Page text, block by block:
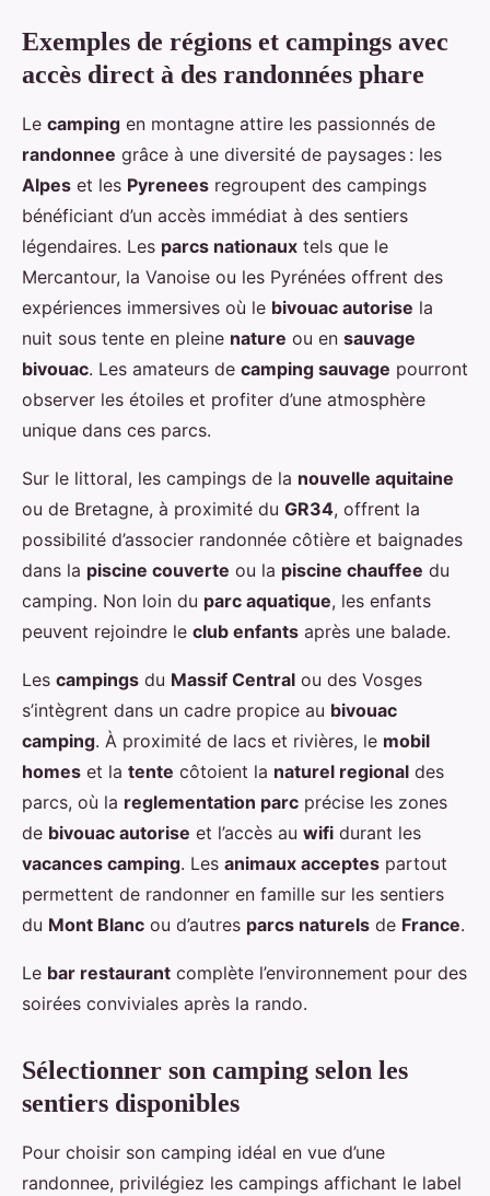
Exemples de régions et campings avec
accès direct à des randonnées phare
Le camping en montagne attire les passionnés de
randonnee grâce à une diversité de paysages : les
Alpes et les Pyrenees regroupent des campings
bénéficiant d’un accès immédiat à des sentiers
légendaires. Les parcs nationaux tels que le
Mercantour, la Vanoise ou les Pyrénées offrent des
expériences immersives où le bivouac autorise la
nuit sous tente en pleine nature ou en sauvage
bivouac. Les amateurs de camping sauvage pourront
observer les étoiles et profiter d’une atmosphère
unique dans ces parcs.
Sur le littoral, les campings de la nouvelle aquitaine
ou de Bretagne, à proximité du GR34, offrent la
possibilité d’associer randonnée côtière et baignades
dans la piscine couverte ou la piscine chauffee du
camping. Non loin du parc aquatique, les enfants
peuvent rejoindre le club enfants après une balade.
Les campings du Massif Central ou des Vosges
s’intègrent dans un cadre propice au bivouac
camping. À proximité de lacs et rivières, le mobil
homes et la tente côtoient la naturel regional des
parcs, où la reglementation parc précise les zones
de bivouac autorise et l’accès au wifi durant les
vacances camping. Les animaux acceptes partout
permettent de randonner en famille sur les sentiers
du Mont Blanc ou d’autres parcs naturels de France.
Le bar restaurant complète l’environnement pour des
soirées conviviales après la rando.
Sélectionner son camping selon les
sentiers disponibles
Pour choisir son camping idéal en vue d’une
randonnee, privilégiez les campings affichant le label